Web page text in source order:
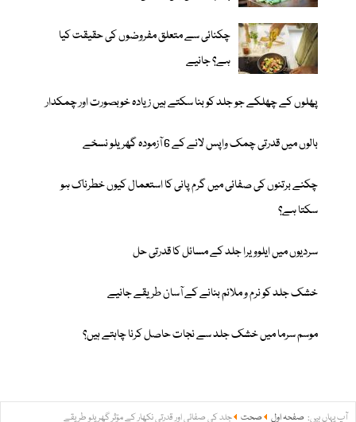
چکنائی سے متعلق مفروضوں کی حقیقت کیا
ہے؟ جانیے
پھلوں کے چھلکے جو جلد کو بنا سکتے ہیں زیادہ خوبصورت اور چمکدار
بالوں میں قدرتی چمک واپس لانے کے 6 آزمودہ گھریلو نسخے
چکنے برتنوں کی صفائی میں گرم پانی کا استعمال کیوں خطرناک ہو
سکتا ہے؟
سردیوں میں ایلوویرا جلد کے مسائل کا قدرتی حل
خشک جلد کو نرم و ملائم بنانے کے آسان طریقے جانیے
موسم سرما میں خشک جلد سے نجات حاصل کرنا چاہتے ہیں؟
آپ یہاں ہیں: صفحہ اول صحت جلد کی صفائی اور قدرتی نکھار کے مؤثر گھریلو طریقے